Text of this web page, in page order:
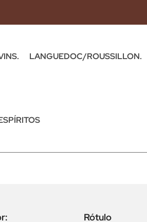
LANGUEDOC/ROUSSILLON.
Rótulo